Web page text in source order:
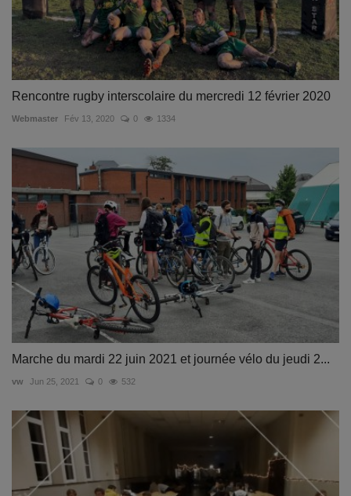
Rencontre rugby interscolaire du mercredi 12 février 2020
Webmaster Fév 13, 2020 0 1334
Marche du mardi 22 juin 2021 et journée vélo du jeudi 2...
vw Jun 25, 2021 0 532